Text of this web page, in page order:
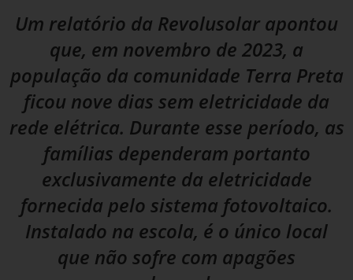
Um relatório da Revolusolar apontou
que, em novembro de 2023, a
população da comunidade Terra Preta
ficou nove dias sem eletricidade da
rede elétrica. Durante esse período, as
famílias dependeram portanto
exclusivamente da eletricidade
fornecida pelo sistema fotovoltaico.
Instalado na escola, é o único local
que não sofre com apagões